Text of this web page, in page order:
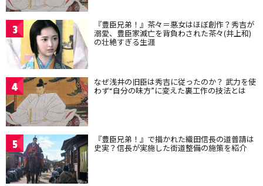
3 『豊臣兄弟！』茶々＝悪女はほぼ創作？秀吉が
溺愛、豊臣家滅亡を背負わされた茶々(井上和)
の壮絶すぎる生涯
4 なぜ浅井の旧臣は秀吉に従ったのか？ 武力を使
わず“自分の味方”に変えた裏工作の技法とは
5 『豊臣兄弟！』で描かれた織田信長の道普請は
史実？信長が実施した街道整備の施策を紹介